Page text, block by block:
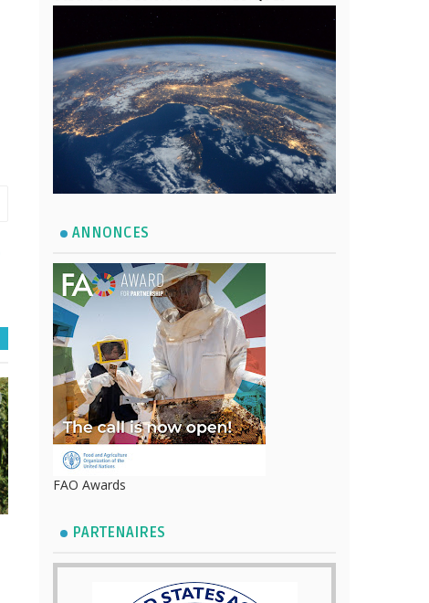
ANNONCES
FAO Awards
PARTENAIRES